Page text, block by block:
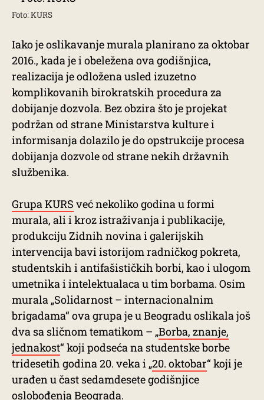
Foto: KURS
Iako je oslikavanje murala planirano za oktobar
2016., kada je i obeležena ova godišnjica,
realizacija je odložena usled izuzetno
komplikovanih birokratskih procedura za
dobijanje dozvola. Bez obzira što je projekat
podržan od strane Ministarstva kulture i
informisanja dolazilo je do opstrukcije procesa
dobijanja dozvole od strane nekih državnih
službenika.
Grupa KURS već nekoliko godina u formi
murala, ali i kroz istraživanja i publikacije,
produkciju Zidnih novina i galerijskih
intervencija bavi istorijom radničkog pokreta,
studentskih i antifašističkih borbi, kao i ulogom
umetnika i intelektualaca u tim borbama. Osim
murala „Solidarnost – internacionalnim
brigadama“ ova grupa je u Beogradu oslikala još
dva sa sličnom tematikom – „Borba, znanje,
jednakost“ koji podseća na studentske borbe
tridesetih godina 20. veka i „20. oktobar“ koji je
urađen u čast sedamdesete godišnjice
oslobođenja Beograda.